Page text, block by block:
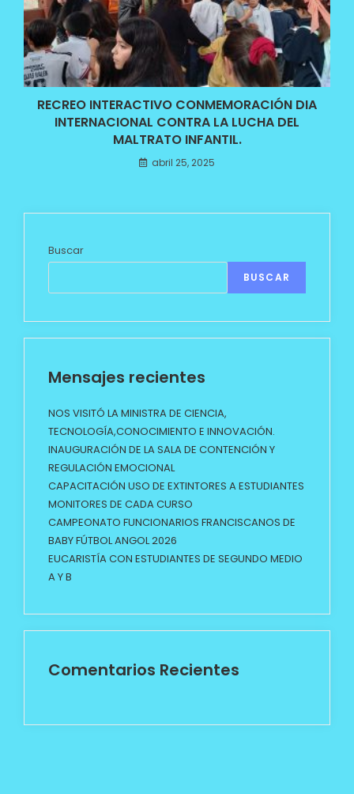
RECREO INTERACTIVO CONMEMORACIÓN DIA
INTERNACIONAL CONTRA LA LUCHA DEL
MALTRATO INFANTIL.
abril 25, 2025
Buscar
BUSCAR
Mensajes recientes
NOS VISITÓ LA MINISTRA DE CIENCIA,
TECNOLOGÍA,CONOCIMIENTO E INNOVACIÓN.
INAUGURACIÓN DE LA SALA DE CONTENCIÓN Y
REGULACIÓN EMOCIONAL
CAPACITACIÓN USO DE EXTINTORES A ESTUDIANTES
MONITORES DE CADA CURSO
CAMPEONATO FUNCIONARIOS FRANCISCANOS DE
BABY FÚTBOL ANGOL 2026
EUCARISTÍA CON ESTUDIANTES DE SEGUNDO MEDIO
A Y B
Comentarios Recientes